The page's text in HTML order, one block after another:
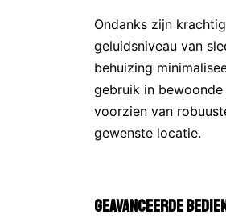
Ondanks zijn
geluidsniveau van
behuizing
gebruik in
voorzien van
gewenste locatie.
Geavanceerde